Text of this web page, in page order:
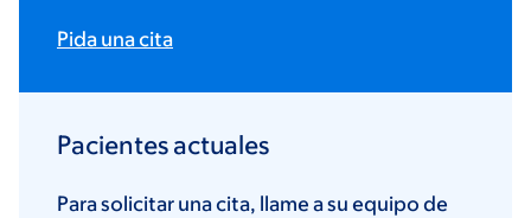
Pida una cita
Pacientes actuales
Para solicitar una cita, llame a su equipo de